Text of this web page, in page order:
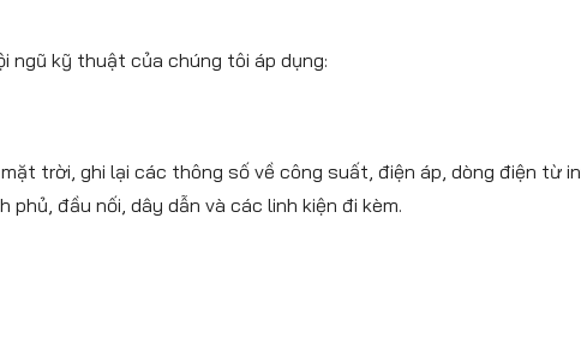
ngũ kỹ thuật của chúng tôi áp dụng:
trời, ghi lại các thông số về công suất, điện áp, dòng điện từ
đầu nối, dây dẫn và các linh kiện đi kèm.